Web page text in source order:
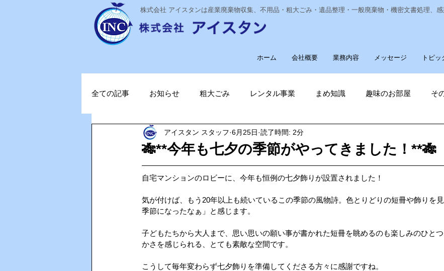
株式会社 アイスタンは産業廃棄物収集、不用品・粗大ごみ・遺品整理・一般廃棄物・機密文書処理、
ホーム 会社概要 業務内容 メッセージ トピッ
全ての記事 お知らせ 粗大ごみ レンタル事業 まめ知識 趣味のお部屋 そ
ステライザ 感染対策 経費削減 ナノゾーン
ポータブル蓄電池 ガソリン削減 電気代削減 長崎ヴェルカを応援しています！
TOPお知らせ Vファーレン長崎
🎋**今年も七夕の季節がやってきました！**🎋
アイスタン スタッフ 6月25日 読了時間: 2分
自宅マンションのロビーに、今年も恒例の七夕飾りが設置されました！
気が付けば、もう20年以上も続いているこの季節の風物詩。色とりどりの短冊や飾りを
季節になったなぁ」と感じます。
子どもたちから大人まで、思い思いの願い事が書かれた短冊を眺めるのも楽しみのひと
かさを感じられる、とても素敵な空間です。
こうして毎年変わらず七夕飾りを準備してくださる方々に感謝ですね。